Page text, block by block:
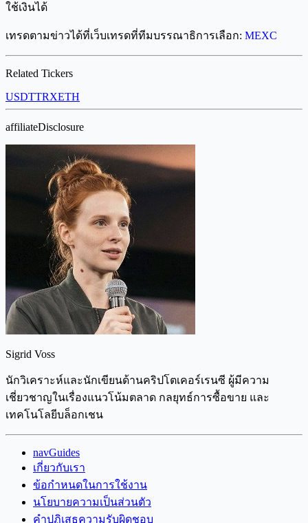
ใช้เงินได้
เทรดตามข่าวได้ที่เว็บเทรดที่ทีมบรรณาธิการเลือก: MEXC
Related Tickers
USDTTRXETH
affiliateDisclosure
Sigrid Voss
นักวิเคราะห์และนักเขียนด้านคริปโตเคอร์เรนซี ผู้มีความ
เชี่ยวชาญในเรื่องแนวโน้มตลาด กลยุทธ์การซื้อขาย และ
เทคโนโลยีบล็อกเชน
navGuides
เกี่ยวกับเรา
ข้อกำหนดในการใช้งาน
นโยบายความเป็นส่วนตัว
คำปฏิเสธความรับผิดชอบ